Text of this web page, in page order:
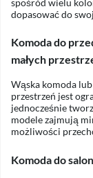
dopasować do
Komoda do
małych
Wąska komoda
przestrzeń jest
jednocześnie
modele zajmują
możliwości
Komoda do